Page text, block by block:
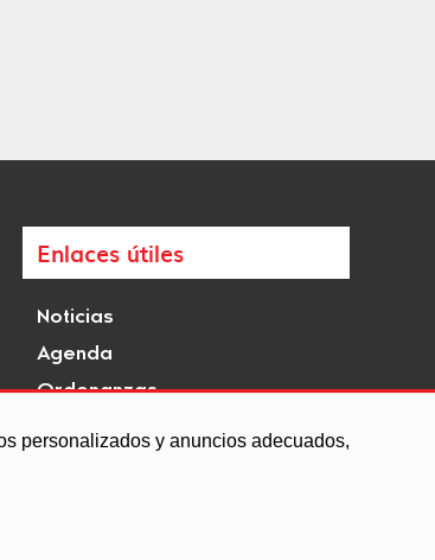
personalizados y anuncios adecuados,
Enlaces útiles
Noticias
Agenda
Ordenanzas